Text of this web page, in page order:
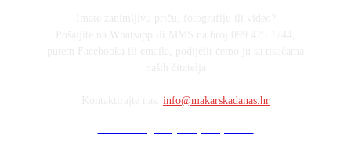
info@makarskadanas.hr